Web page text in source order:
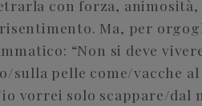
con forza, animosità,
Ma, per
“Non si deve
pelle come/vacche al
vorrei solo scappare/dal